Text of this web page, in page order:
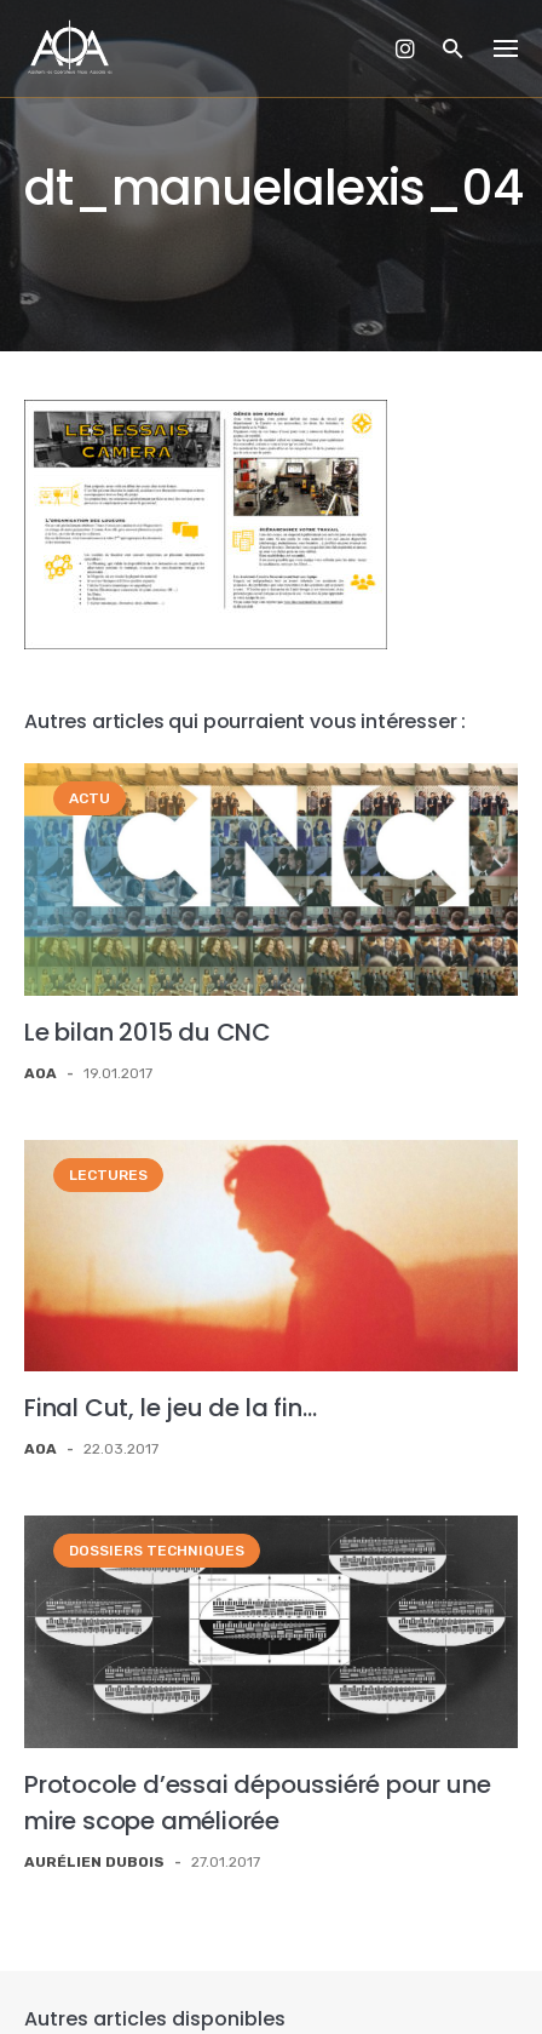
content
dt_manuelalexis_04
Autres articles qui pourraient vous intéresser :
ACTU
Le bilan 2015 du CNC
AOA - 19.01.2017
LECTURES
Final Cut, le jeu de la fin…
AOA - 22.03.2017
DOSSIERS TECHNIQUES
Protocole d’essai dépoussiéré pour une
mire scope améliorée
AURÉLIEN DUBOIS - 27.01.2017
Autres articles disponibles